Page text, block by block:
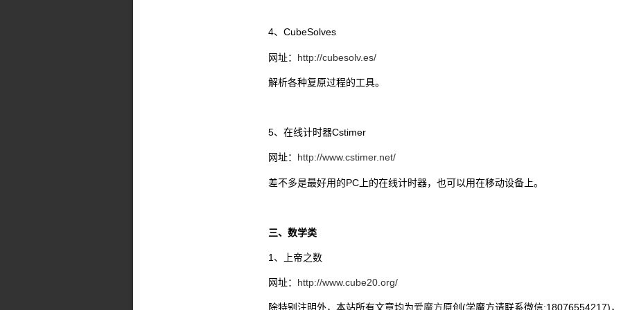
4、CubeSolves
网址： http://cubesolv.es/
解析各种复原过程的工具。
5、在线计时器Cstimer
网址： http://www.cstimer.net/
差不多是最好用的PC上的在线计时器，也可以用在移动设备上。
三、数学类
1、上帝之数
网址： http://www.cube20.org/
除特别注明外，本站所有文章均为爱魔方原创(学魔方请联系微信:18076554217)